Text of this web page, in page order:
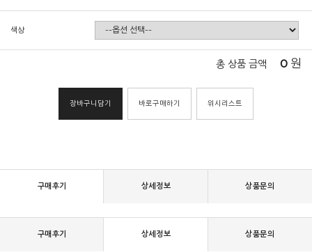
색상
총 상품 금액 0 원
장바구니담기 바로구매하기 위시리스트
구매후기 상세정보 상품문의
구매후기 상세정보 상품문의